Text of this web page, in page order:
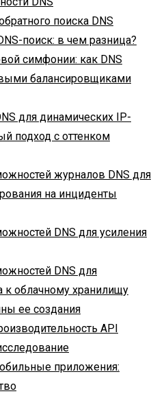
поиска DNS
поиск: в чем разница?
симфонии: как DNS
балансировщиками
для динамических IP-
подход с оттенком
журналов DNS для
на инциденты
DNS для усиления
DNS для
к облачному хранилищу
ее создания
API
приложения: